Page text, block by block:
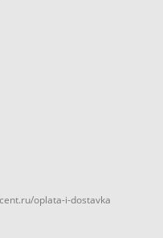
oplata-i-dostavka